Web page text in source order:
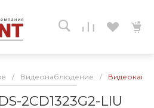
/ Видеонаблюдение /
2CD1323G2-LIU